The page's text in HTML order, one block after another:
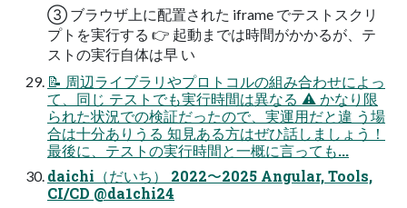
③ ブラウザ上に配置された iframe でテストスクリ
プトを実行する 👉 起動までは時間がかかるが、テ
ストの実行自体は早 い
📝 周辺ライブラリやプロトコルの組み合わせによっ
て、同じ テストでも実行時間は異なる ⚠ かなり限
られた状況での検証だったので、実運用だと違 う場
合は十分ありうる 知見ある方はぜひ話しましょう！
最後に、テストの実行時間と一概に言っても...
daichi（だいち） 2022〜2025 Angular, Tools,
CI/CD @da1chi24